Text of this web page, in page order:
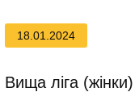
18.01.2024
Вища ліга